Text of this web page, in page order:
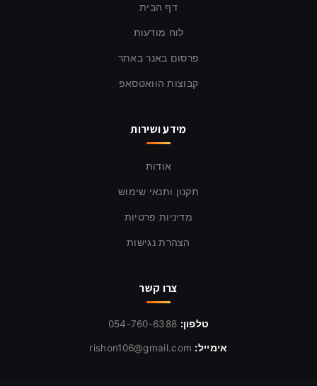
דף הבית
לוח מודעות
פרסום באנר באתר
קבוצות הוואטסאפ
מידע ושירות
אודות
תקנון ותנאי שימוש
מדיניות פרטיות
הצהרת נגישות
צרו קשר
טלפון: 054-760-6388
אימייל: rishon106@gmail.com